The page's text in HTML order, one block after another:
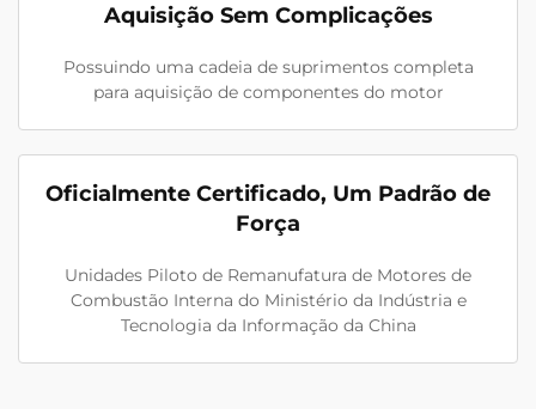
Aquisição Sem Complicações
Possuindo uma cadeia de suprimentos completa
para aquisição de componentes do motor
Oficialmente Certificado, Um Padrão de
Força
Unidades Piloto de Remanufatura de Motores de
Combustão Interna do Ministério da Indústria e
Tecnologia da Informação da China